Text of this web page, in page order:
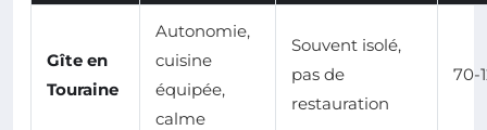
Gîte en
Touraine
Autonomie,
cuisine
équipée,
calme
Souvent isolé,
pas de
restauration
70-